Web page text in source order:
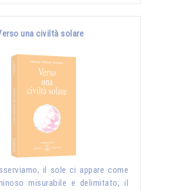
una civiltà solare
il sole ci appare come
misurabile e delimitato; il